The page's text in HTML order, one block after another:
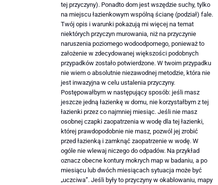
tej przyczyny). Ponadto dom jest wszędzie suchy, tylko
na miejscu łazienkowym wspólną ścianę (podział) fale.
Twój opis i warunki pokazują mi więcej na temat
niektórych przyczyn murowania, niż na przyczynie
naruszenia poziomego wodoodpornego, ponieważ to
założenie w zdecydowanej większości podobnych
przypadków zostało potwierdzone. W twoim przypadku
nie wiem o absolutnie niezawodnej metodzie, która nie
jest inwazyjna w celu ustalenia przyczyny.
Postępowałbym w następujący sposób: jeśli masz
jeszcze jedną łazienkę w domu, nie korzystałbym z tej
łazienki przez co najmniej miesiąc. Jeśli nie masz
osobnej czapki zaopatrzenia w wodę dla tej łazienki,
której prawdopodobnie nie masz, pozwól jej zrobić
przed łazienką i zamknąć zaopatrzenie w wodę. W
ogóle nie wlewaj niczego do odpadów. Na przykład
oznacz obecne kontury mokrych map w badaniu, a po
miesiącu lub dwóch miesiącach sytuacja może być
„uczciwa”. Jeśli były to przyczyny w okablowaniu, mapy